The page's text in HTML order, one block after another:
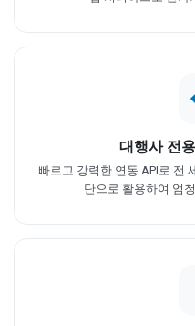
대행사 전
빠르고 강력한 연동 API로 전
단으로 활용하여 엄